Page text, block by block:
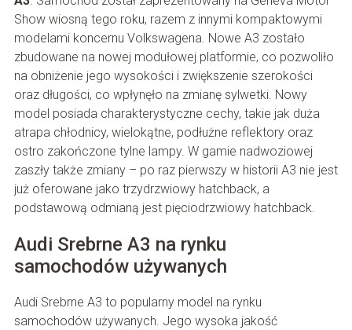
Show wiosną tego roku, razem z innymi kompaktowymi
modelami koncernu Volkswagena. Nowe A3 zostało
zbudowane na nowej modułowej platformie, co pozwoliło
na obniżenie jego wysokości i zwiększenie szerokości
oraz długości, co wpłynęło na zmianę sylwetki. Nowy
model posiada charakterystyczne cechy, takie jak duża
atrapa chłodnicy, wielokątne, podłużne reflektory oraz
ostro zakończone tylne lampy. W gamie nadwoziowej
zaszły także zmiany – po raz pierwszy w historii A3 nie jest
już oferowane jako trzydrzwiowy hatchback, a
podstawową odmianą jest pięciodrzwiowy hatchback.
Audi Srebrne A3 na rynku
samochodów używanych
Audi Srebrne A3 to popularny model na rynku
samochodów używanych. Jego wysoka jakość